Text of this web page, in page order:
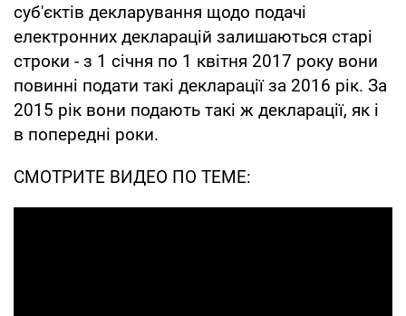
суб'єктів декларування щодо подачі
електронних декларацій залишаються старі
строки - з 1 січня по 1 квітня 2017 року вони
повинні подати такі декларації за 2016 рік. За
2015 рік вони подають такі ж декларації, як і
в попередні роки.
СМОТРИТЕ ВИДЕО ПО ТЕМЕ: